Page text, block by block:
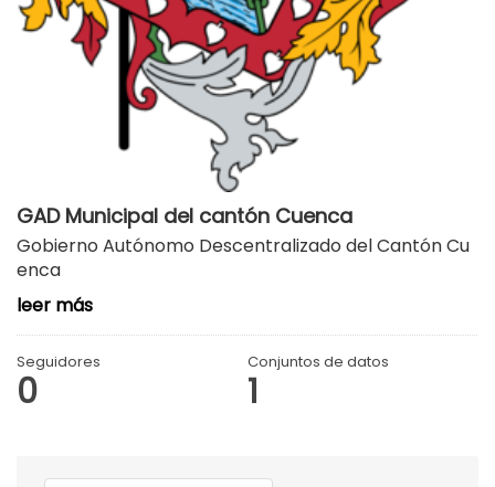
GAD Municipal del cantón Cuenca
Gobierno Autónomo Descentralizado del Cantón Cu
enca
leer más
Seguidores
0
Conjuntos de datos
1